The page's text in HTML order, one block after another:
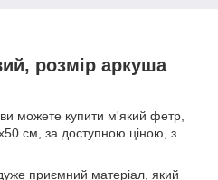
розмір аркуша
можете купити м'який фетр,
см, за доступною ціною, з
приємний матеріал, який